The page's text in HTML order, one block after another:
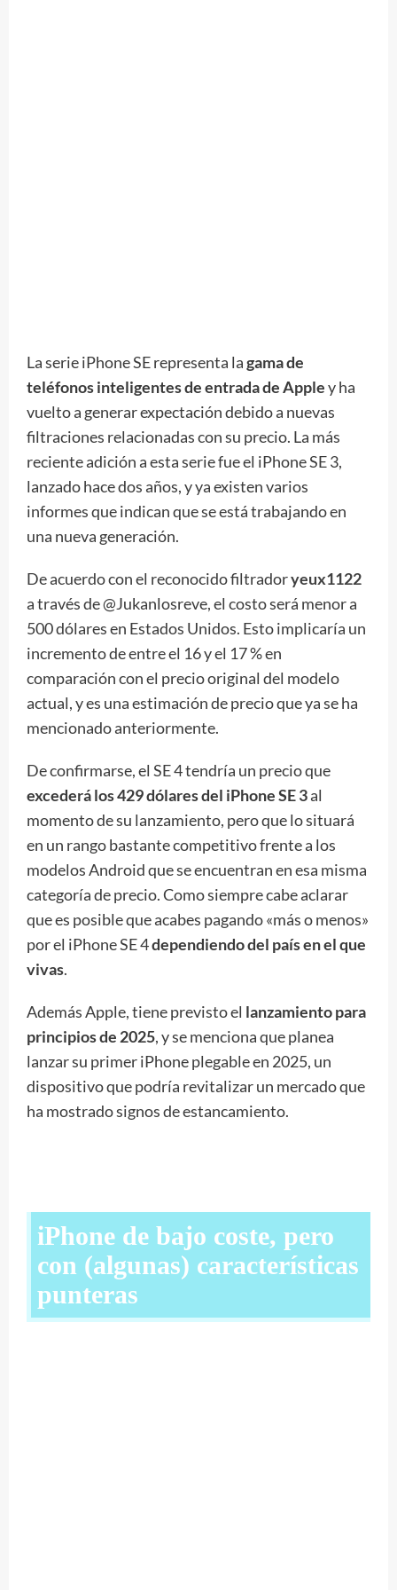
La serie iPhone SE representa lagama de
teléfonos inteligentes de entrada de Appley ha
vuelto a generar expectación debido a nuevas
filtraciones relacionadas con su precio. La más
reciente adición a esta serie fue el iPhone SE 3,
lanzado hace dos años, y ya existen varios
informes que indican que se está trabajando en
una nueva generación.
De acuerdo con el reconocido filtradoryeux1122
a través de @Jukanlosreve, el costo será menor a
500 dólares en Estados Unidos. Esto implicaría un
incremento de entre el 16 y el 17 % en
comparación con el precio original del modelo
actual, y es una estimación de precio que ya se ha
mencionado anteriormente.
De confirmarse, el SE 4 tendría un precio que
excederá los 429 dólares del iPhone SE 3al
momento de su lanzamiento, pero que lo situará
en un rango bastante competitivo frente a los
modelos Android que se encuentran en esa misma
categoría de precio. Como siempre cabe aclarar
que es posible que acabes pagando «más o menos»
por el iPhone SE 4dependiendo del país en el que
vivas.
Además Apple, tiene previsto el lanzamiento para
principios de 2025, y se menciona que planea
lanzar su primer iPhone plegable en 2025, un
dispositivo que podría revitalizar un mercado que
ha mostrado signos de estancamiento.
iPhone de bajo coste, pero
con (algunas) características
punteras